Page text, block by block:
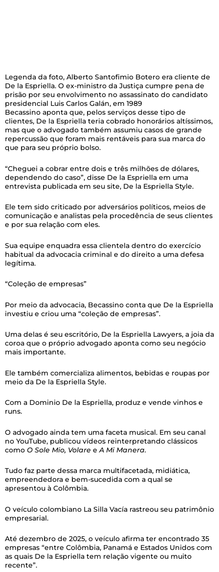
Legenda da foto, Alberto Santofimio Botero era cliente de
De la Espriella. O ex-ministro da Justiça cumpre pena de
prisão por seu envolvimento no assassinato do candidato
presidencial Luis Carlos Galán, em 1989
Becassino aponta que, pelos serviços desse tipo de
clientes, De la Espriella teria cobrado honorários altíssimos,
mas que o advogado também assumiu casos de grande
repercussão que foram mais rentáveis para sua marca do
que para seu próprio bolso.
“Cheguei a cobrar entre dois e três milhões de dólares,
dependendo do caso”, disse De la Espriella em uma
entrevista publicada em seu site, De la Espriella Style.
Ele tem sido criticado por adversários políticos, meios de
comunicação e analistas pela procedência de seus clientes
e por sua relação com eles.
Sua equipe enquadra essa clientela dentro do exercício
habitual da advocacia criminal e do direito a uma defesa
legítima.
“Coleção de empresas”
Por meio da advocacia, Becassino conta que De la Espriella
investiu e criou uma “coleção de empresas”.
Uma delas é seu escritório, De la Espriella Lawyers, a joia da
coroa que o próprio advogado aponta como seu negócio
mais importante.
Ele também comercializa alimentos, bebidas e roupas por
meio da De la Espriella Style.
Com a Dominio De la Espriella, produz e vende vinhos e
runs.
O advogado ainda tem uma faceta musical. Em seu canal
no YouTube, publicou vídeos reinterpretando clássicos
como O Sole Mio, Volare e A Mi Manera.
Tudo faz parte dessa marca multifacetada, midiática,
empreendedora e bem-sucedida com a qual se
apresentou à Colômbia.
O veículo colombiano La Silla Vacía rastreou seu patrimônio
empresarial.
Até dezembro de 2025, o veículo afirma ter encontrado 35
empresas “entre Colômbia, Panamá e Estados Unidos com
as quais De la Espriella tem relação vigente ou muito
recente”.